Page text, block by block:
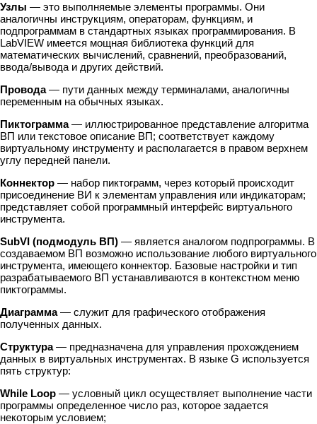
Узлы — это выполняемые элементы программы. Они
аналогичны инструкциям, операторам, функциям, и
подпрограммам в стандартных языках программирования. В
LabVIEW имеется мощная библиотека функций для
математических вычислений, сравнений, преобразований,
ввода/вывода и других действий.
Провода— пути данных между терминалами, аналогичны
переменным на обычных языках.
Пиктограмма— иллюстрированное представление алгоритма
ВП или текстовое описание ВП; соответствует каждому
виртуальному инструменту и располагается в правом верхнем
углу передней панели.
Коннектор — набор пиктограмм, через который происходит
присоединение ВИ к элементам управления или индикаторам;
представляет собой программный интерфейс виртуального
инструмента.
SubVI (подмодуль ВП) — является аналогом подпрограммы. В
создаваемом ВП возможно использование любого виртуального
инструмента, имеющего коннектор. Базовые настройки и тип
разрабатываемого ВП устанавливаются в контекстном меню
пиктограммы.
Диаграмма— служит для графического отображения
полученных данных.
Структура— предназначена для управления прохождением
данных в виртуальных инструментах. В языке G используется
пять структур:
While Loop — условный цикл осуществляет выполнение части
программы определенное число раз, которое задается
некоторым условием;